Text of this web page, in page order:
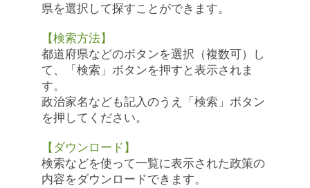
県を選択して探すことができます。
【検索方法】
都道府県などのボタンを選択（複数可）し
て、「検索」ボタンを押すと表示されま
す。
政治家名なども記入のうえ「検索」ボタン
を押してください。
【ダウンロード】
検索などを使って一覧に表示された政策の
内容をダウンロードできます。